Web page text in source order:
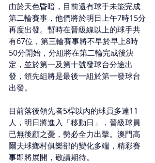
由於天色昏暗，目前還有球手未能完成
第二輪賽事，他們將於明日上午7時15分
再度出發。暫時在晉級線以上的球手共
有67位，第三輪賽事將不早於早上8時
50分開始，分組將在第二輪完成後決
定，並於第一及第十號發球台分途出
發，領先組將是最後一組於第一發球台
出發。
目前落後領先者5桿以內的球員多達11
人，明日將進入「移動日」，晉級球員
已無後顧之憂，勢必全力出擊。澳門高
爾夫球鄉村俱樂部的變化多端，精彩賽
事即將展開，敬請期待。